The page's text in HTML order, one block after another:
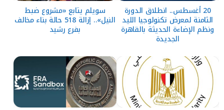
20 أغسطس.. انطلاق الدورة
الثامنة لمعرض تكنولوجيا الليد
ونظم الإضاءة الحديثة بالقاهرة
الجديدة
سويلم يتابع «مشروع ضبط
النيل».. إزالة 518 حالة بناء مخالف
بفرع رشيد